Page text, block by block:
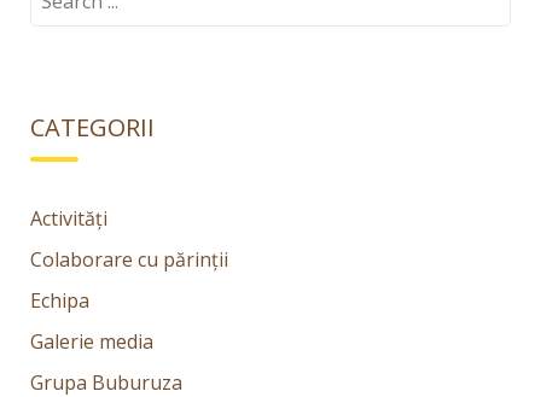
CATEGORII
Activități
Colaborare cu părinții
Echipa
Galerie media
Grupa Buburuza